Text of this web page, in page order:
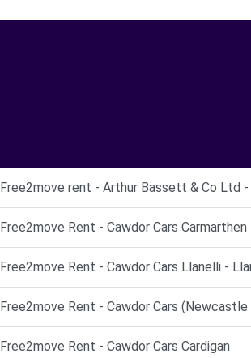
Free2move rent - Arthur Bassett & Co Ltd -
Free2move Rent - Cawdor Cars
Free2move Rent - Cawdor Cars Llanelli -
Free2move Rent - Cawdor Cars
Free2move Rent - Cawdor Cars Cardigan